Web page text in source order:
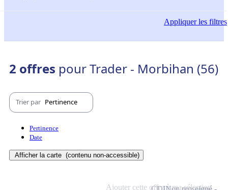
Appliquerles filtres
2 offres pour Trader - Morbihan (56)
Trier par Pertinence
Pertinence
Date
Afficher la carte (contenu non-accessible)
Ajouter cette offre à ma sélection